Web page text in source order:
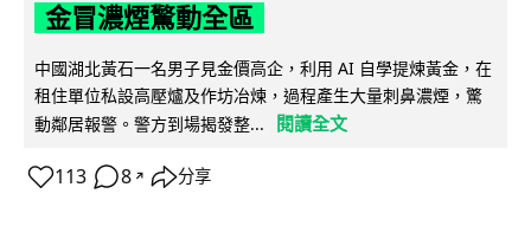
金冒濃煙驚動全區
中國湖北黃石一名男子見金價高企，利用 AI 自學提煉黃金，在
租住單位私設高壓爐及作坊冶煉，過程產生大量刺鼻濃煙，驚
動鄰居報警。警方到場揭發整...
閱讀全文
113 8 ↗ 分享